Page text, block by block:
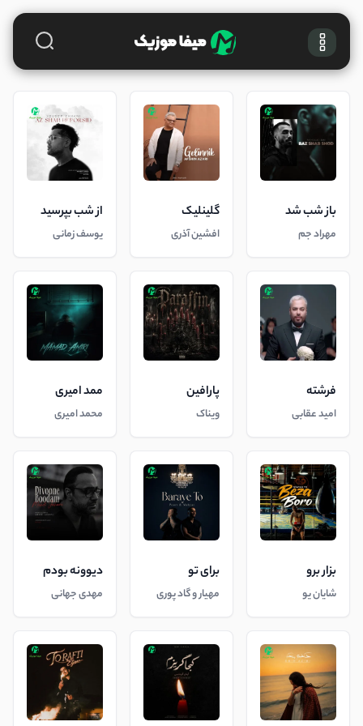
باز شب شد
مهراد جم
گلینلیک
افشین آذری
از شب بپرسید
یوسف زمانی
فرشته
امید عقابی
پارافین
ویناک
ممد امیری
محمد امیری
بزار برو
شایان یو
برای تو
مهیار و گاد پوری
دیوونه بودم
مهدی جهانی